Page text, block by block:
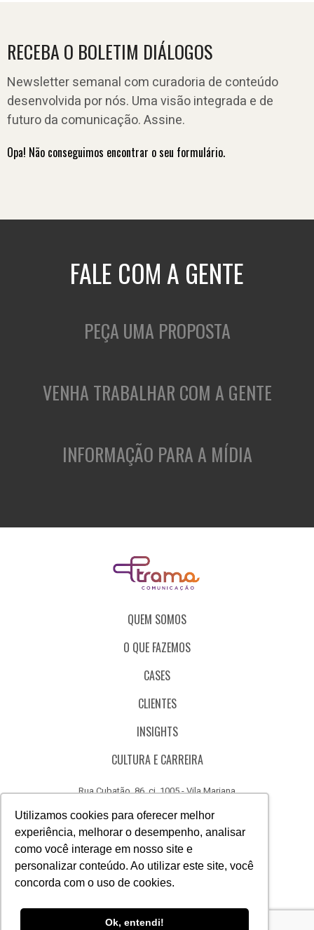
Utilizamos cookies para oferecer melhor
experiência, melhorar o desempenho, analisar
como você interage em nosso site e
personalizar conteúdo. Ao utilizar este site, você
concorda com o uso de cookies.
Ok, entendi!
RECEBA O BOLETIM DIÁLOGOS
Newsletter semanal com curadoria de conteúdo
desenvolvida por nós. Uma visão integrada e de
futuro da comunicação. Assine.
Opa! Não conseguimos encontrar o seu formulário.
FALE COM A GENTE
PEÇA UMA PROPOSTA
VENHA TRABALHAR COM A GENTE
INFORMAÇÃO PARA A MÍDIA
QUEM SOMOS
O QUE FAZEMOS
CASES
CLIENTES
INSIGHTS
CULTURA E CARREIRA
Rua Cubatão, 86, cj. 1005 - Vila Mariana
CÓDIGO DE ÉTICA
CANAL DE DENÚNCIAS
AcesseAcesseAcesse